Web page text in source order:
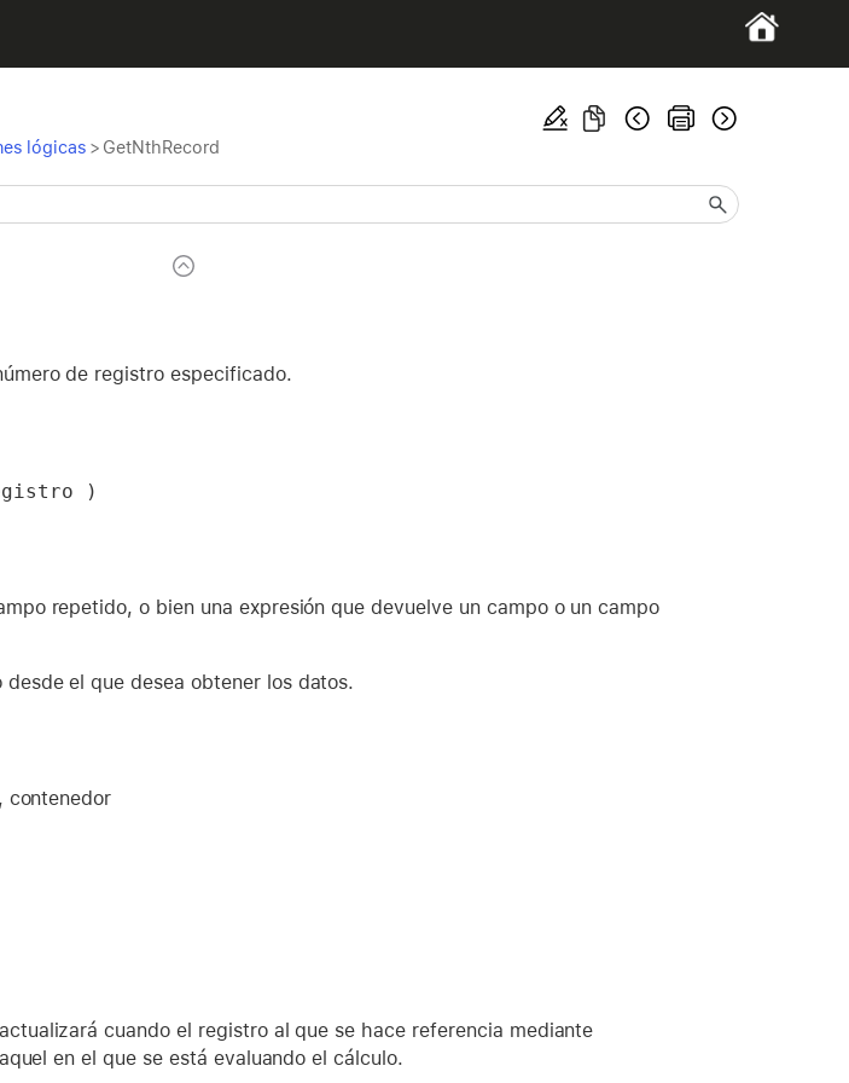
lógicas > GetNthRecord
de registro especificado.
)
repetido, o bien una expresión que devuelve un campo o un campo
el que desea obtener los datos.
contenedor
cuando el registro al que se hace referencia mediante
en el que se está evaluando el cálculo.